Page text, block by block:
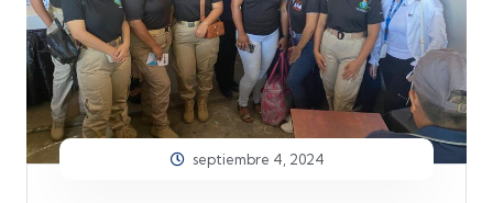
septiembre 4, 2024